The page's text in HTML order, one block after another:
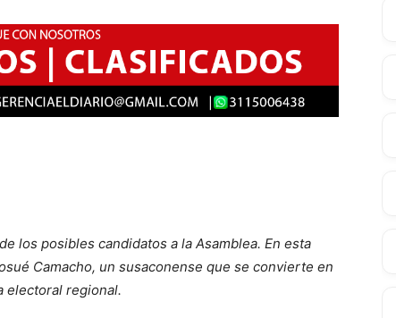
los posibles candidatos a la Asamblea. En esta
Camacho, un susaconense que se convierte en
electoral regional.